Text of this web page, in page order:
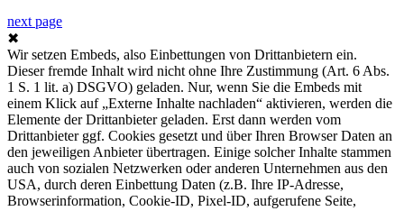
next page
✖
Wir setzen Embeds, also Einbettungen von Drittanbietern ein.
Dieser fremde Inhalt wird nicht ohne Ihre Zustimmung (Art. 6 Abs.
1 S. 1 lit. a) DSGVO) geladen. Nur, wenn Sie die Embeds mit
einem Klick auf „Externe Inhalte nachladen“ aktivieren, werden die
Elemente der Drittanbieter geladen. Erst dann werden vom
Drittanbieter ggf. Cookies gesetzt und über Ihren Browser Daten an
den jeweiligen Anbieter übertragen. Einige solcher Inhalte stammen
auch von sozialen Netzwerken oder anderen Unternehmen aus den
USA, durch deren Einbettung Daten (z.B. Ihre IP-Adresse,
Browserinformation, Cookie-ID, Pixel-ID, aufgerufene Seite,